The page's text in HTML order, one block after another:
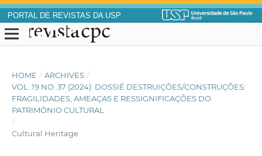
PORTAL DE REVISTAS DA USP
HOME / ARCHIVES /
VOL. 19 NO. 37 (2024): DOSSIÊ DESTRUIÇÕES/CONSTRUÇÕES:
FRAGILIDADES, AMEAÇAS E RESSIGNIFICAÇÕES DO
PATRIMÔNIO CULTURAL
/
Cultural Heritage